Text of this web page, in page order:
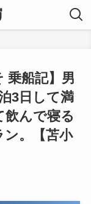
乗船記】男
3日して満
んで寝る
ン。【苫小